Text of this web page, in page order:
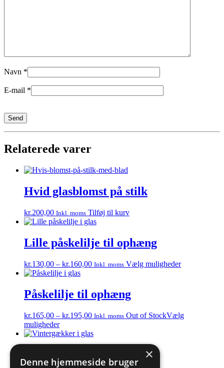
Navn *
E-mail *
Relaterede varer
Hvid glasblomst på stilk
kr.200,00 Inkl. moms Tilføj til kurv
Lille påskelilje til ophæng
kr.130,00 – kr.160,00Prisinterval:
kr.160,00
Inkl. moms Vælg mulighederDette
kan
Påskelilje til ophæng
kr.165,00 – kr.195,00Prisinterval:
til
kr.195,00
Inkl. moms Out of StockVælg
mulighederDette
vare
har
varianter.
×
Denne hjemmeside bruger